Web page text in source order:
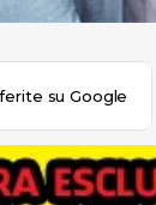
su Google